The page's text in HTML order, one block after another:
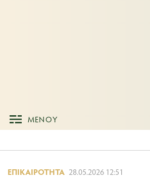
ΜΕΝΟΥ
ΕΠΙΚΑΙΡΌΤΗΤΑ 28.05.2026 12:51